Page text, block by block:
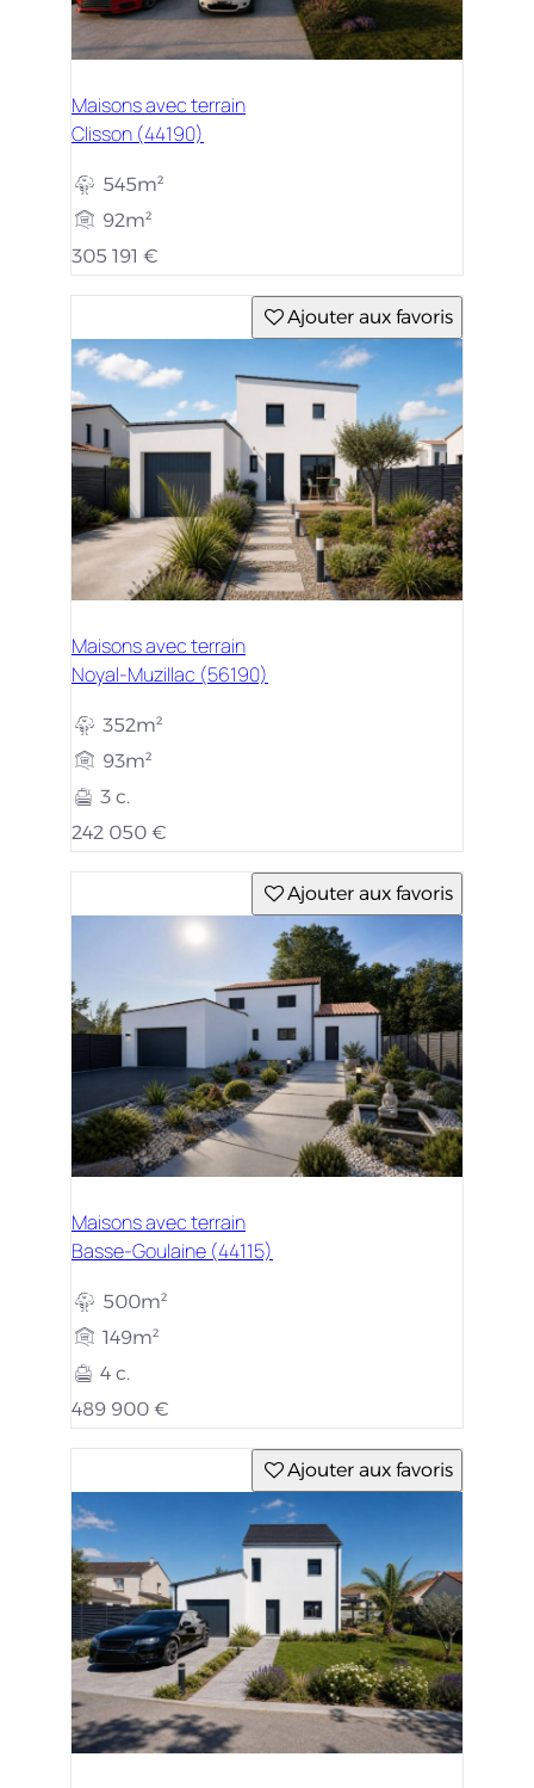
Maisons avec terrain
Clisson (44190)
545m²
92m²
305 191 €
Ajouter aux favoris
Maisons avec terrain
Noyal-Muzillac (56190)
352m²
93m²
3 c.
242 050 €
Ajouter aux favoris
Maisons avec terrain
Basse-Goulaine (44115)
500m²
149m²
4 c.
489 900 €
Ajouter aux favoris